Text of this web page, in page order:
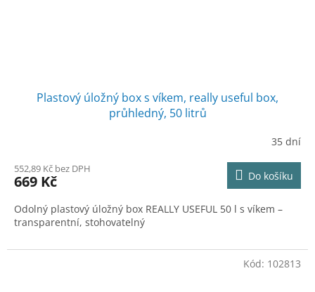
Plastový úložný box s víkem, really useful box,
průhledný, 50 litrů
35 dní
552,89 Kč bez DPH
669 Kč Do košíku
Odolný plastový úložný box REALLY USEFUL 50 l s víkem –
transparentní, stohovatelný
Kód: 102813